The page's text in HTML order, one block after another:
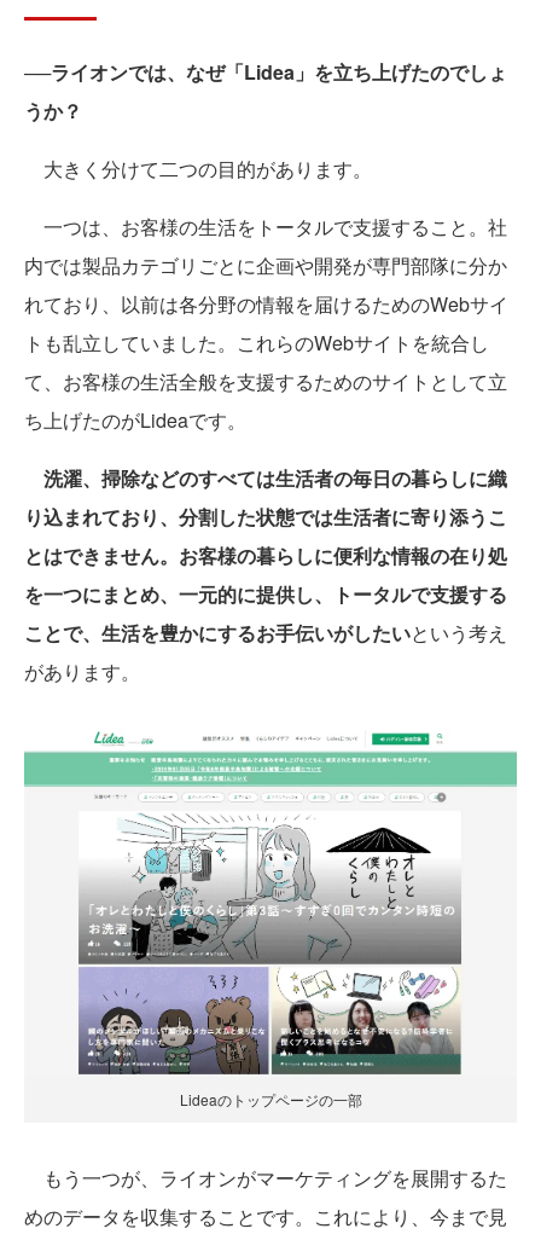
──ライオンでは、なぜ「Lidea」を立ち上げたのでしょ
うか？
大きく分けて二つの目的があります。
一つは、お客様の生活をトータルで支援すること。社
内では製品カテゴリごとに企画や開発が専門部隊に分か
れており、以前は各分野の情報を届けるためのWebサイ
トも乱立していました。これらのWebサイトを統合し
て、お客様の生活全般を支援するためのサイトとして立
ち上げたのがLideaです。
洗濯、掃除などのすべては生活者の毎日の暮らしに織
り込まれており、分割した状態では生活者に寄り添うこ
とはできません。お客様の暮らしに便利な情報の在り処
を一つにまとめ、一元的に提供し、トータルで支援する
ことで、生活を豊かにするお手伝いがしたいという考え
があります。
Lideaのトップページの一部
もう一つが、ライオンがマーケティングを展開するた
めのデータを収集することです。これにより、今まで見